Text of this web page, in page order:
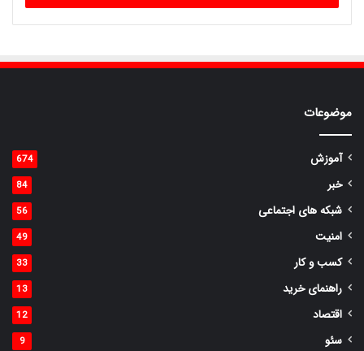
وارد
کنید
موضوعات
آموزش 674
خبر 84
شبکه های اجتماعی 56
امنیت 49
کسب و کار 33
راهنمای خرید 13
اقتصاد 12
سئو 9